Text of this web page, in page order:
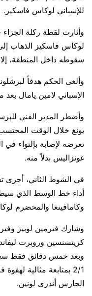
للإسباني لوكاس فاسكيز.
وأثارت لقطة ركلة الجزاء
لوكاس فاسكيز الذهاب
سقوطه داخل المنطقة،
الإسباني لامين يامال بعد
وأضطر المدير الفني
يونغ خلال الوقت
تعرضه لإصابة بإلتواء
غونزاليس بدلاً منه.
أداء خط الوسط الذي سيطر
وكامافينغا والمخضرم
وشارك فيرمين لوبيز
وبعد خمس دقائق فقط
2/1 بمتابعة مثالية
الحارس أندري لونين.